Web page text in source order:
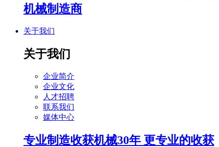
机械制造商
关于我们
关于我们
企业简介
企业文化
人才招聘
联系我们
媒体中心
专业制造收获机械30年 更专业的收获